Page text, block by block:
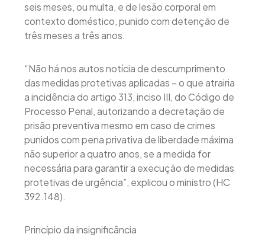
seis meses, ou multa, e de lesão corporal em
contexto doméstico, punido com detenção de
três meses a três anos.
“Não há nos autos notícia de descumprimento
das medidas protetivas aplicadas – o que atrairia
a incidência do artigo 313, inciso III, do Código de
Processo Penal, autorizando a decretação de
prisão preventiva mesmo em caso de crimes
punidos com pena privativa de liberdade máxima
não superior a quatro anos, se a medida for
necessária para garantir a execução de medidas
protetivas de urgência”, explicou o ministro (HC
392.148).
Princípio da insignificância